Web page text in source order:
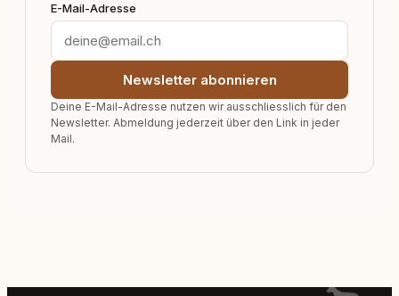
E-Mail-Adresse
Newsletter abonnieren
Deine E-Mail-Adresse nutzen wir ausschliesslich für den
Newsletter. Abmeldung jederzeit über den Link in jeder
Mail.